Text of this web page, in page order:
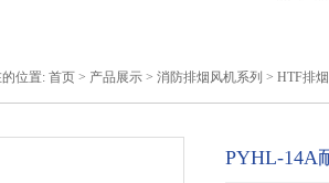
位置: 首页 > 产品展示 > 消防排烟风机系列 > HTF排
PYHL-14A